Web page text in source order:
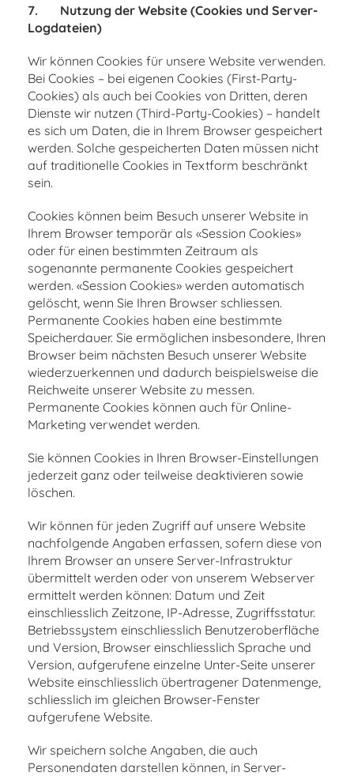
7. Nutzung der Website (Cookies und Server-
Logdateien)
Wir können Cookies für unsere Website verwenden.
Bei Cookies – bei eigenen Cookies (First-Party-
Cookies) als auch bei Cookies von Dritten, deren
Dienste wir nutzen (Third-Party-Cookies) – handelt
es sich um Daten, die in Ihrem Browser gespeichert
werden. Solche gespeicherten Daten müssen nicht
auf traditionelle Cookies in Textform beschränkt
sein.
Cookies können beim Besuch unserer Website in
Ihrem Browser temporär als «Session Cookies»
oder für einen bestimmten Zeitraum als
sogenannte permanente Cookies gespeichert
werden. «Session Cookies» werden automatisch
gelöscht, wenn Sie Ihren Browser schliessen.
Permanente Cookies haben eine bestimmte
Speicherdauer. Sie ermöglichen insbesondere, Ihren
Browser beim nächsten Besuch unserer Website
wiederzuerkennen und dadurch beispielsweise die
Reichweite unserer Website zu messen.
Permanente Cookies können auch für Online-
Marketing verwendet werden.
Sie können Cookies in Ihren Browser-Einstellungen
jederzeit ganz oder teilweise deaktivieren sowie
löschen.
Wir können für jeden Zugriff auf unsere Website
nachfolgende Angaben erfassen, sofern diese von
Ihrem Browser an unsere Server-Infrastruktur
übermittelt werden oder von unserem Webserver
ermittelt werden können: Datum und Zeit
einschliesslich Zeitzone, IP-Adresse, Zugriffsstatur.
Betriebssystem einschliesslich Benutzeroberfläche
und Version, Browser einschliesslich Sprache und
Version, aufgerufene einzelne Unter-Seite unserer
Website einschliesslich übertragener Datenmenge,
schliesslich im gleichen Browser-Fenster
aufgerufene Website.
Wir speichern solche Angaben, die auch
Personendaten darstellen können, in Server-